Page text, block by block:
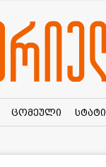
ცომეული